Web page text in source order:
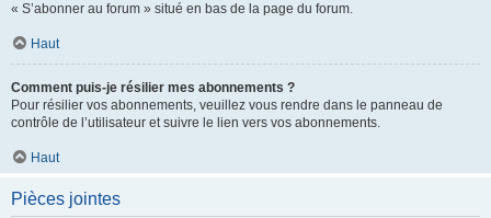
« S’abonner au forum » situé en bas de la page du forum.
Haut
Comment puis-je résilier mes abonnements ?
Pour résilier vos abonnements, veuillez vous rendre dans le panneau de
contrôle de l’utilisateur et suivre le lien vers vos abonnements.
Haut
Pièces jointes